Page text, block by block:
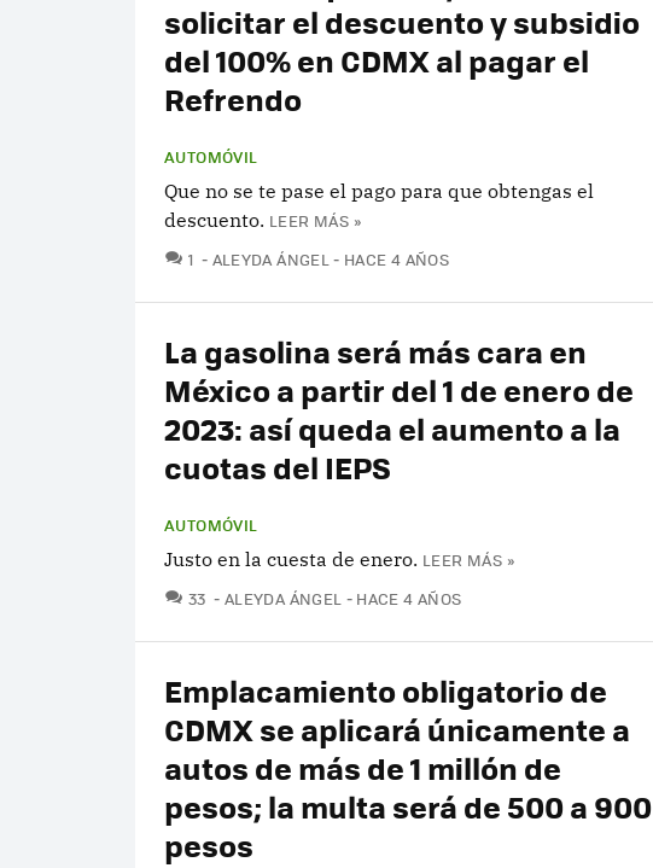
solicitar el descuento y subsidio
del 100% en CDMX al pagar el
Refrendo
AUTOMÓVIL
Que no se te pase el pago para que obtengas el
descuento. LEER MÁS »
1 COMENTARIOS
ALEYDA ÁNGEL HACE 4 AÑOS
La gasolina será más cara en
México a partir del 1 de enero de
2023: así queda el aumento a la
cuotas del IEPS
AUTOMÓVIL
Justo en la cuesta de enero. LEER MÁS »
33 COMENTARIOS
ALEYDA ÁNGEL HACE 4 AÑOS
Emplacamiento obligatorio de
CDMX se aplicará únicamente a
autos de más de 1 millón de
pesos; la multa será de 500 a 900
pesos